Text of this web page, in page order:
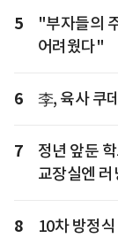
5
"부자들의
어려웠다"
6 李, 육사 쿠
7
정년 앞둔
교장실엔
8 10차 방정